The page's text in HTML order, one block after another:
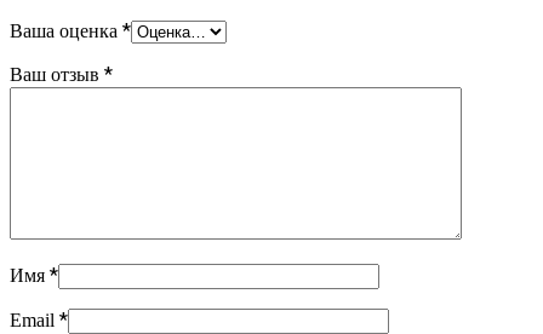
Ваша оценка *
Ваш отзыв *
Имя *
Email *